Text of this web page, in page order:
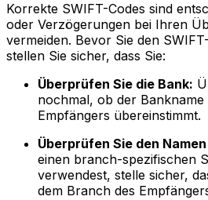
Korrekte SWIFT-Codes sind
oder Verzögerungen bei Ihren
vermeiden. Bevor Sie den
stellen Sie sicher, dass Sie:
Überprüfen Sie die Bank:
nochmal, ob der Bankname
Empfängers übereinstimmt.
Überprüfen Sie den
einen branch-spezifischen
verwendest, stelle sicher,
dem Branch des